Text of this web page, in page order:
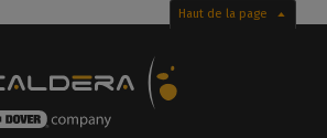
Haut de la page